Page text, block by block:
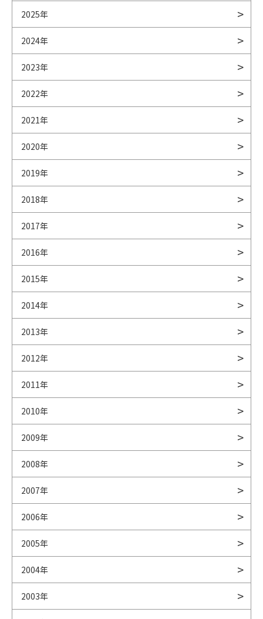
2025年
2024年
2023年
2022年
2021年
2020年
2019年
2018年
2017年
2016年
2015年
2014年
2013年
2012年
2011年
2010年
2009年
2008年
2007年
2006年
2005年
2004年
2003年